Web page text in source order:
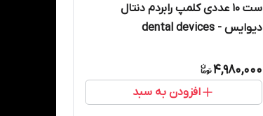
ست ۱۰ عددی کلمپ رابردم دنتال
دیوایس - dental devices
4,980,000
افزودن به سبد